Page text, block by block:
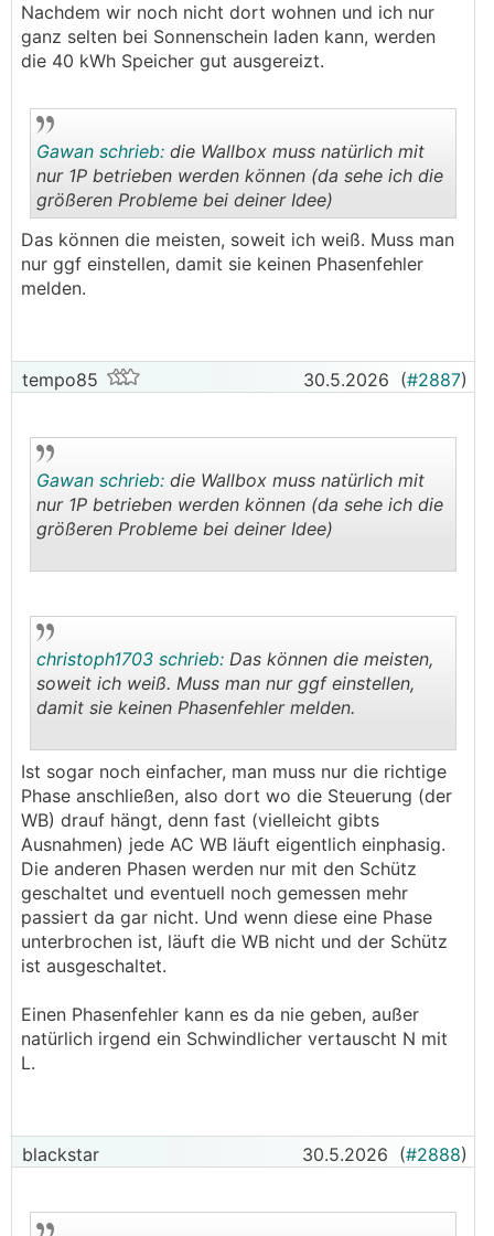
Nachdem wir noch nicht dort wohnen und ich nur
ganz selten bei Sonnenschein laden kann, werden
die 40 kWh Speicher gut ausgereizt.
.
Gawan schrieb: die Wallbox muss natürlich mit
nur 1P betrieben werden können (da sehe ich die
größeren Probleme bei deiner Idee)
Das können die meisten, soweit ich weiß. Muss man
nur ggf einstellen, damit sie keinen Phasenfehler
melden.
tempo85 30.5.2026 (#2887)
..
Gawan schrieb: die Wallbox muss natürlich mit
nur 1P betrieben werden können (da sehe ich die
größeren Probleme bei deiner Idee)
..
christoph1703 schrieb: Das können die meisten,
soweit ich weiß. Muss man nur ggf einstellen,
damit sie keinen Phasenfehler melden.
Ist sogar noch einfacher, man muss nur die richtige
Phase anschließen, also dort wo die Steuerung (der
WB) drauf hängt, denn fast (vielleicht gibts
Ausnahmen) jede AC WB läuft eigentlich einphasig.
Die anderen Phasen werden nur mit den Schütz
geschaltet und eventuell noch gemessen mehr
passiert da gar nicht. Und wenn diese eine Phase
unterbrochen ist, läuft die WB nicht und der Schütz
ist ausgeschaltet.
Einen Phasenfehler kann es da nie geben, außer
natürlich irgend ein Schwindlicher vertauscht N mit
L.
blackstar 30.5.2026 (#2888)